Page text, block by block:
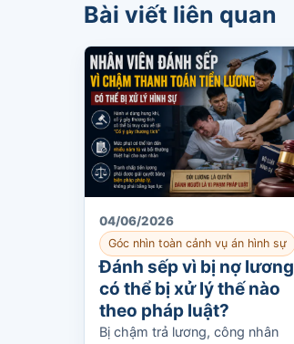
Bài viết liên quan
04/06/2026
Góc nhìn toàn cảnh vụ án hình sự
Đánh sếp vì bị nợ lương
có thể bị xử lý thế nào
theo pháp luật?
Bị chậm trả lương, công nhân